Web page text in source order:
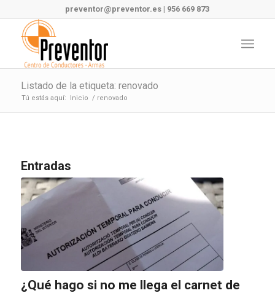
preventor@preventor.es | 956 669 873
Listado de la etiqueta: renovado
Tú estás aquí: Inicio / renovado
Entradas
¿Qué hago si no me llega el carnet de